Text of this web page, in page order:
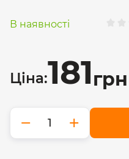
В наявності
Ціна:181грн
− +